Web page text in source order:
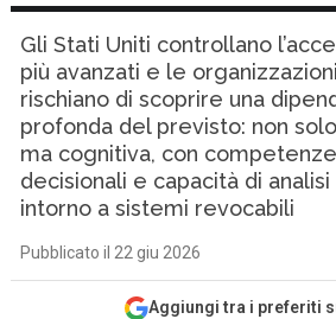
Gli Stati Uniti controllano
più avanzati e le
rischiano di scoprire una
profonda del previsto: non
ma cognitiva, con
decisionali e capacità di
intorno a sistemi revocabili
Pubblicato il 22 giu 2026
Aggiungi tra i preferiti